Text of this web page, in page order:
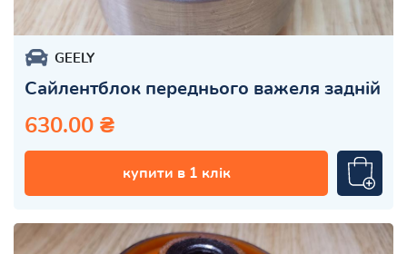
GEELY
Сайлентблок переднього важеля задній
630.00 ₴
купити в 1 клік